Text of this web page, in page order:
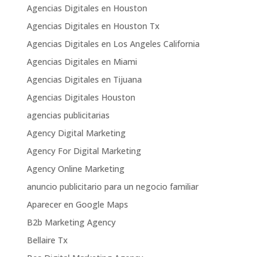
Agencias Digitales en Houston
Agencias Digitales en Houston Tx
Agencias Digitales en Los Angeles California
Agencias Digitales en Miami
Agencias Digitales en Tijuana
Agencias Digitales Houston
agencias publicitarias
Agency Digital Marketing
Agency For Digital Marketing
Agency Online Marketing
anuncio publicitario para un negocio familiar
Aparecer en Google Maps
B2b Marketing Agency
Bellaire Tx